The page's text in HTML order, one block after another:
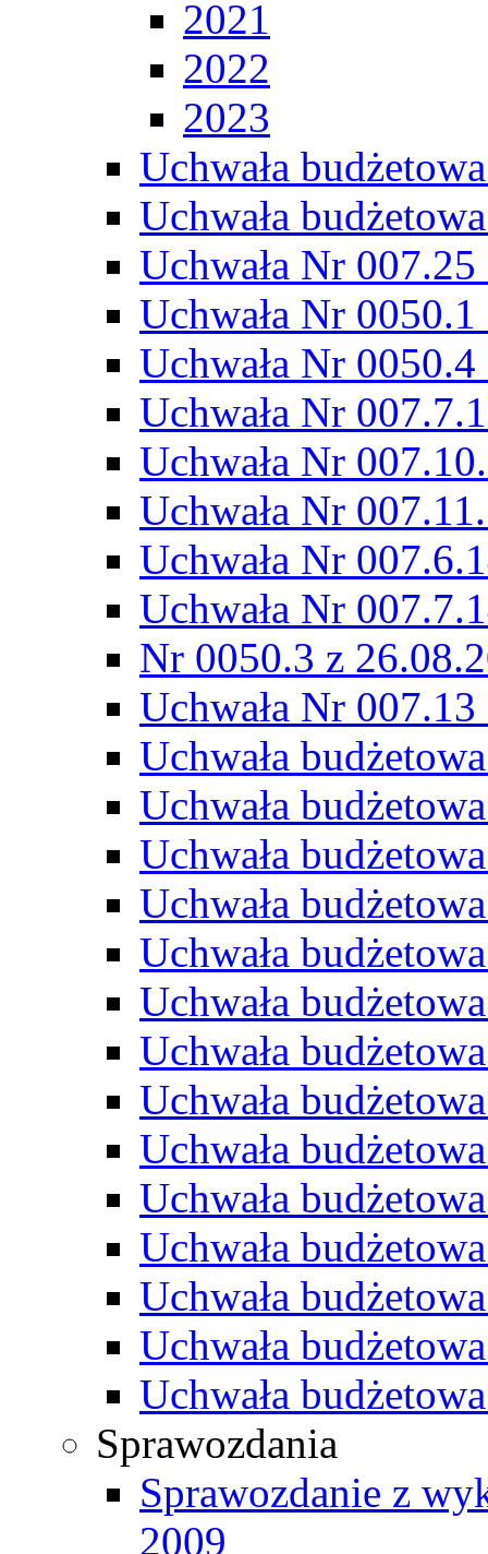
2021
2022
2023
Uchwała
Uchwała
Uchwała Nr
Uchwała Nr
Uchwała Nr
Uchwała Nr
Uchwała Nr
Uchwała Nr
Uchwała Nr
Uchwała Nr
Nr 0050.3 z
Uchwała Nr
Uchwała
Uchwała
Uchwała
Uchwała
Uchwała
Uchwała
Uchwała
Uchwała
Uchwała
Uchwała
Uchwała
Uchwała
Uchwała
Uchwała
Sprawozdania
Sprawozdanie z
2009